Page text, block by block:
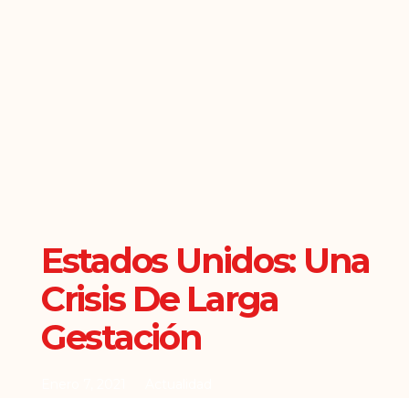
Estados Unidos: Una
Crisis De Larga
Gestación